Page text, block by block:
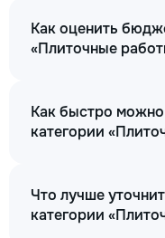
Как оценить
«Плиточные
Как быстро
категории
Что лучше
категории